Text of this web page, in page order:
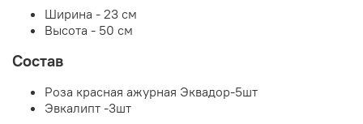
Ширина - 23 см
Высота - 50 см
Состав
Роза красная ажурная Эквадор-5шт
Эвкалипт -3шт